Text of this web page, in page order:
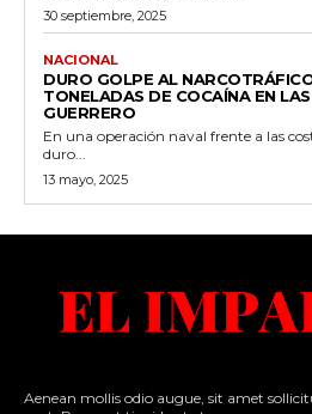
30 septiembre, 2025
NACIONAL
DURO GOLPE AL
TONELADAS DE COCAÍNA EN
GUERRERO
En una operación naval frente a las
duro...
13 mayo, 2025
Aenean mollis odio augue, sit amet